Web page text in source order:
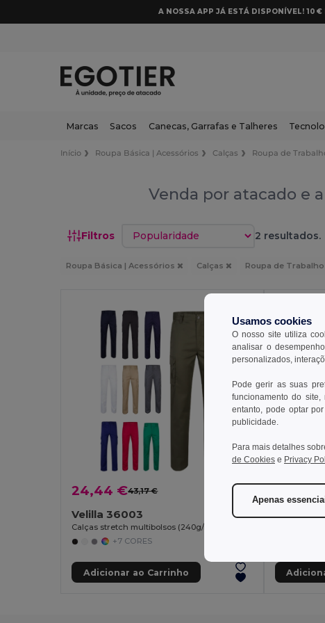
A NOSSA APP JÁ ESTÁ DISPONÍVEL! 10 €
Marcas Sacos Canecas, Garrafas e Talheres
Início Roupa Básica | Acessórios Calças Roupa de
Venda por atacado e
Filtros Classificar por 2 resultados.
Roupa Básica | Acessórios Calças Roupa de Trabalho
24,44 €43,17 € -43%
Velilla 36003
+7 CORES
Adicionar ao Carrinho
Velilla
Usamos cookies
O nosso site utiliza
analisar o
personalizados,
Pode gerir as suas
funcionamento do
entanto, pode optar
publicidade.
Para mais detalhes
de Cookies e Privacy
Apenas